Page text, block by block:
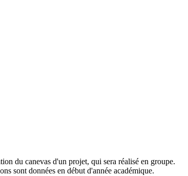
du canevas d'un projet, qui sera réalisé en groupe.
sont données en début d'année académique.